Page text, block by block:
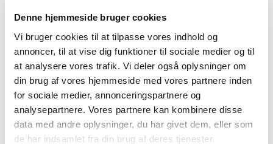
Denne hjemmeside bruger cookies
Vi bruger cookies til at tilpasse vores indhold og
annoncer, til at vise dig funktioner til sociale medier og til
at analysere vores trafik. Vi deler også oplysninger om
din brug af vores hjemmeside med vores partnere inden
for sociale medier, annonceringspartnere og
analysepartnere. Vores partnere kan kombinere disse
data med andre oplysninger, du har givet dem, eller som
de har indsamlet fra din brug af deres tjenester.
sandfærdighed over for sig selv, for at skelne imellem besvær og
utålmodighed i tilbedelseshandlinger.
Her er det værd at nævne, at tilbedelseshandlinger også er
relationen til vores ægtefælle, børn, forælde, familie medlemmer,
naboer mm.
2. Tålmodighed vedrørende synder.
Her kræves der, at vi er tålmodige og derved modstrider synder.
Det er alle former for synder såsom bagtale, løgn, hovmodighed,
ophøje sig selv, bande, tale grimt til andre, lade andre vanære en